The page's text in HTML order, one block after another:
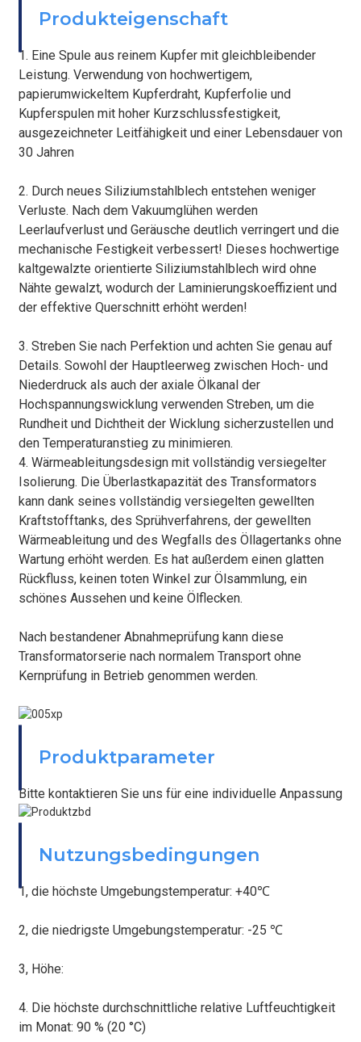
Produkteigenschaft
1. Eine Spule aus reinem Kupfer mit gleichbleibender
Leistung. Verwendung von hochwertigem,
papierumwickeltem Kupferdraht, Kupferfolie und
Kupferspulen mit hoher Kurzschlussfestigkeit,
ausgezeichneter Leitfähigkeit und einer Lebensdauer von
30 Jahren
2. Durch neues Siliziumstahlblech entstehen weniger
Verluste. Nach dem Vakuumglühen werden
Leerlaufverlust und Geräusche deutlich verringert und die
mechanische Festigkeit verbessert! Dieses hochwertige
kaltgewalzte orientierte Siliziumstahlblech wird ohne
Nähte gewalzt, wodurch der Laminierungskoeffizient und
der effektive Querschnitt erhöht werden!
3. Streben Sie nach Perfektion und achten Sie genau auf
Details. Sowohl der Hauptleerweg zwischen Hoch- und
Niederdruck als auch der axiale Ölkanal der
Hochspannungswicklung verwenden Streben, um die
Rundheit und Dichtheit der Wicklung sicherzustellen und
den Temperaturanstieg zu minimieren.
4. Wärmeableitungsdesign mit vollständig versiegelter
Isolierung. Die Überlastkapazität des Transformators
kann dank seines vollständig versiegelten gewellten
Kraftstofftanks, des Sprühverfahrens, der gewellten
Wärmeableitung und des Wegfalls des Öllagertanks ohne
Wartung erhöht werden. Es hat außerdem einen glatten
Rückfluss, keinen toten Winkel zur Ölsammlung, ein
schönes Aussehen und keine Ölflecken.
Nach bestandener Abnahmeprüfung kann diese
Transformatorserie nach normalem Transport ohne
Kernprüfung in Betrieb genommen werden.
Produktparameter
Bitte kontaktieren Sie uns für eine individuelle Anpassung
Nutzungsbedingungen
1, die höchste Umgebungstemperatur: +40℃
2, die niedrigste Umgebungstemperatur: -25 ℃
3, Höhe:
4. Die höchste durchschnittliche relative Luftfeuchtigkeit
im Monat: 90 % (20 °C)